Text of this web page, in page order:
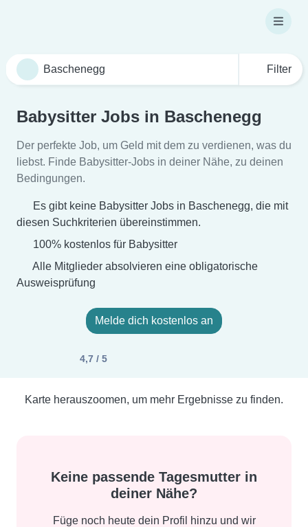
Filter
Babysitter Jobs in Baschenegg
Der perfekte Job, um Geld mit dem zu verdienen, was du
liebst. Finde Babysitter-Jobs in deiner Nähe, zu deinen
Bedingungen.
Es gibt keine Babysitter Jobs in Baschenegg, die mit
diesen Suchkriterien übereinstimmen.
100% kostenlos für Babysitter
Alle Mitglieder absolvieren eine obligatorische
Ausweisprüfung
Melde dich kostenlos an
4,7 / 5
Karte herauszoomen, um mehr Ergebnisse zu finden.
Keine passende Tagesmutter in
deiner Nähe?
Füge noch heute dein Profil hinzu und wir